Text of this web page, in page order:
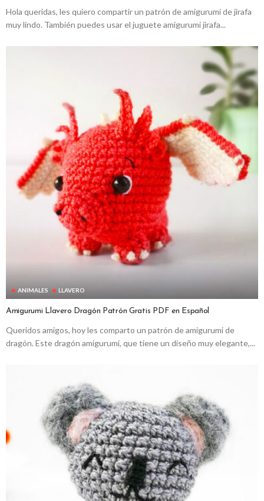
Hola queridas, les quiero compartir un patrón de amigurumi de jirafa
muy lindo. También puedes usar el juguete amigurumi jirafa...
ANIMALES LLAVERO
Amigurumi Llavero Dragón Patrón Gratis PDF en Español
Queridos amigos, hoy les comparto un patrón de amigurumi de
dragón. Este dragón amigurumi, que tiene un diseño muy elegante,...